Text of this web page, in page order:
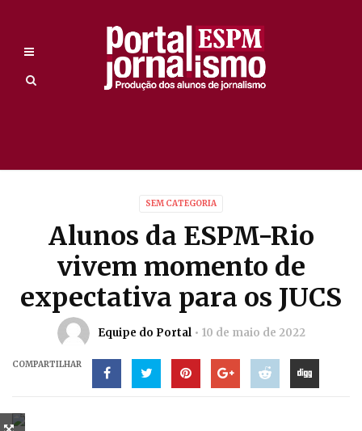
SEM CATEGORIA
Alunos da ESPM-Rio
vivem momento de
expectativa para os JUCS
Equipe do Portal 10 de maio de 2022
COMPARTILHAR